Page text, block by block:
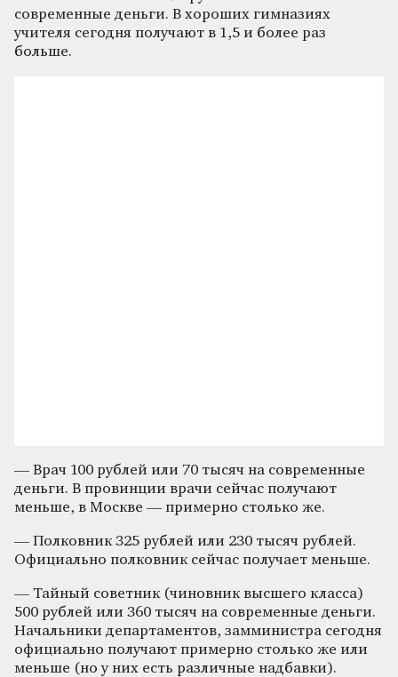
современные деньги. В хороших гимназиях
учителя сегодня получают в 1,5 и более раз
больше.
— Врач 100 рублей или 70 тысяч на современные
деньги. В провинции врачи сейчас получают
меньше, в Москве — примерно столько же.
— Полковник 325 рублей или 230 тысяч рублей.
Официально полковник сейчас получает меньше.
— Тайный советник (чиновник высшего класса)
500 рублей или 360 тысяч на современные деньги.
Начальники департаментов, замминистра сегодня
официально получают примерно столько же или
меньше (но у них есть различные надбавки).